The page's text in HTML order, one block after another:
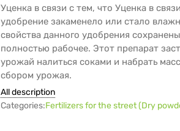
Уценка в связи с тем, что Уценка в
удобрение закаменело или стало
свойства данного удобрения
полностью рабочее. Этот препарат
урожай налиться соками и набрать
сбором урожая.
All description
Categories:Fertilizers for the street (Dry